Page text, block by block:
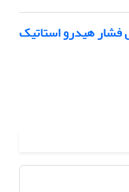
فشار هیدرو استاتیک